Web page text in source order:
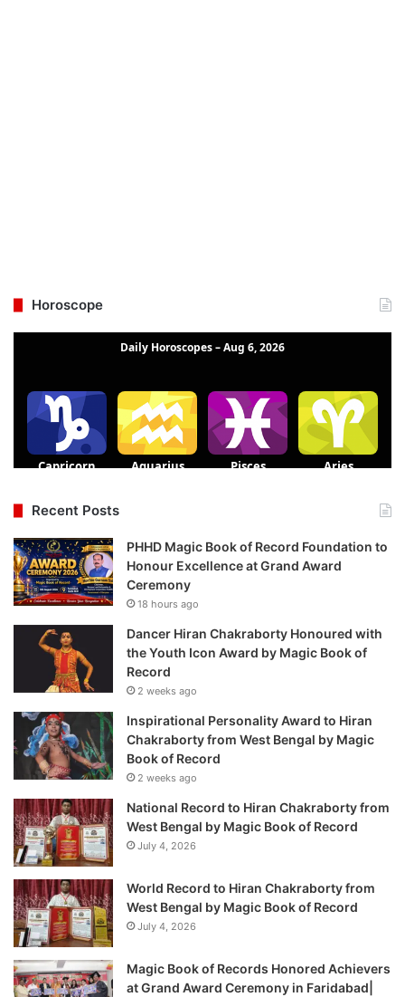
Horoscope
Recent Posts
PHHD Magic Book of Record Foundation to
Honour Excellence at Grand Award
Ceremony
18 hours ago
Dancer Hiran Chakraborty Honoured with
the Youth Icon Award by Magic Book of
Record
2 weeks ago
Inspirational Personality Award to Hiran
Chakraborty from West Bengal by Magic
Book of Record
2 weeks ago
National Record to Hiran Chakraborty from
West Bengal by Magic Book of Record
July 4, 2026
World Record to Hiran Chakraborty from
West Bengal by Magic Book of Record
July 4, 2026
Magic Book of Records Honored Achievers
at Grand Award Ceremony in Faridabad|